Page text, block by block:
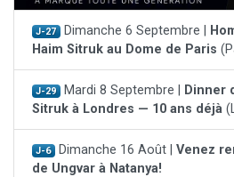
J-27 Dimanche 6 Septembre |
Haim Sitruk au Dome de Paris
J-29 Mardi 8 Septembre |
Dinner
Sitruk à Londres — 10 ans déjà
J-6 Dimanche 16 Août | Venez
de Ungvar à Natanya!